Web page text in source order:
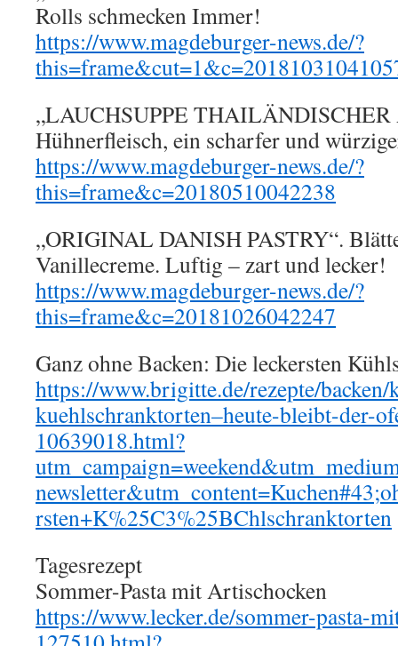
Rolls schmecken Immer!
https://www.magdeburger-news.de/?
„LAUCHSUPPE
Hühnerfleisch, ein scharfer und
https://www.magdeburger-news.de/?
this=frame&c=20180510042238
„ORIGINAL DANISH PASTRY“.
Vanillecreme. Luftig – zart und lecker!
https://www.magdeburger-news.de/?
this=frame&c=20181026042247
Ganz ohne Backen: Die leckersten
https://www.brigitte.de/rezepte/backen/
kuehlschranktorten–heute-bleibt-der-
10639018.html?
rsten+K%25C3%25BChlschranktorten
Tagesrezept
Sommer-Pasta mit Artischocken
https://www.lecker.de/sommer-pasta-